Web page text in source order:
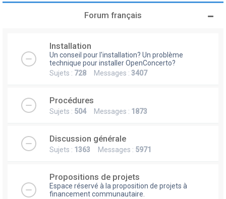
Forum français
Installation
Un conseil pour l'installation? Un problème
technique pour installer OpenConcerto?
Sujets : 728 Messages : 3407
Procédures
Sujets : 504Messages : 1873
Discussion générale
Sujets : 1363 Messages : 5971
Propositions de projets
Espace réservé à la proposition de projets à
financement communautaire.